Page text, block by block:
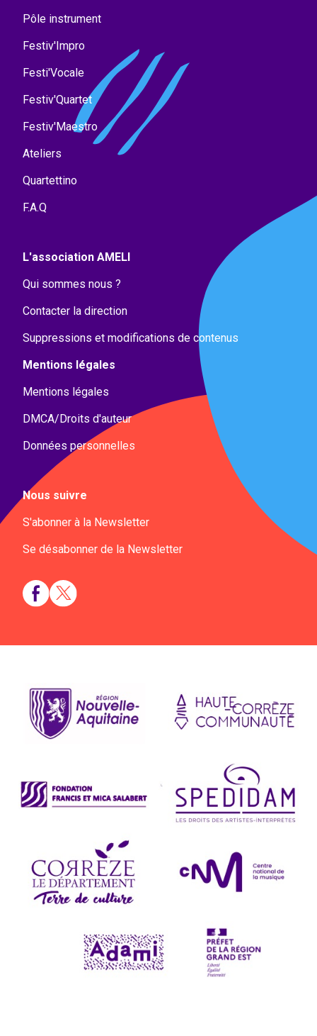
Pôle instrument
Festiv'Impro
Festi'Vocale
Festiv'Quartet
Festiv'Maestro
Ateliers
Quartettino
F.A.Q
L'association AMELI
Qui sommes nous ?
Contacter la direction
Suppressions et modifications de contenus
Mentions légales
Mentions légales
DMCA/Droits d'auteur
Données personnelles
Nous suivre
S'abonner à la Newsletter
Se désabonner de la Newsletter